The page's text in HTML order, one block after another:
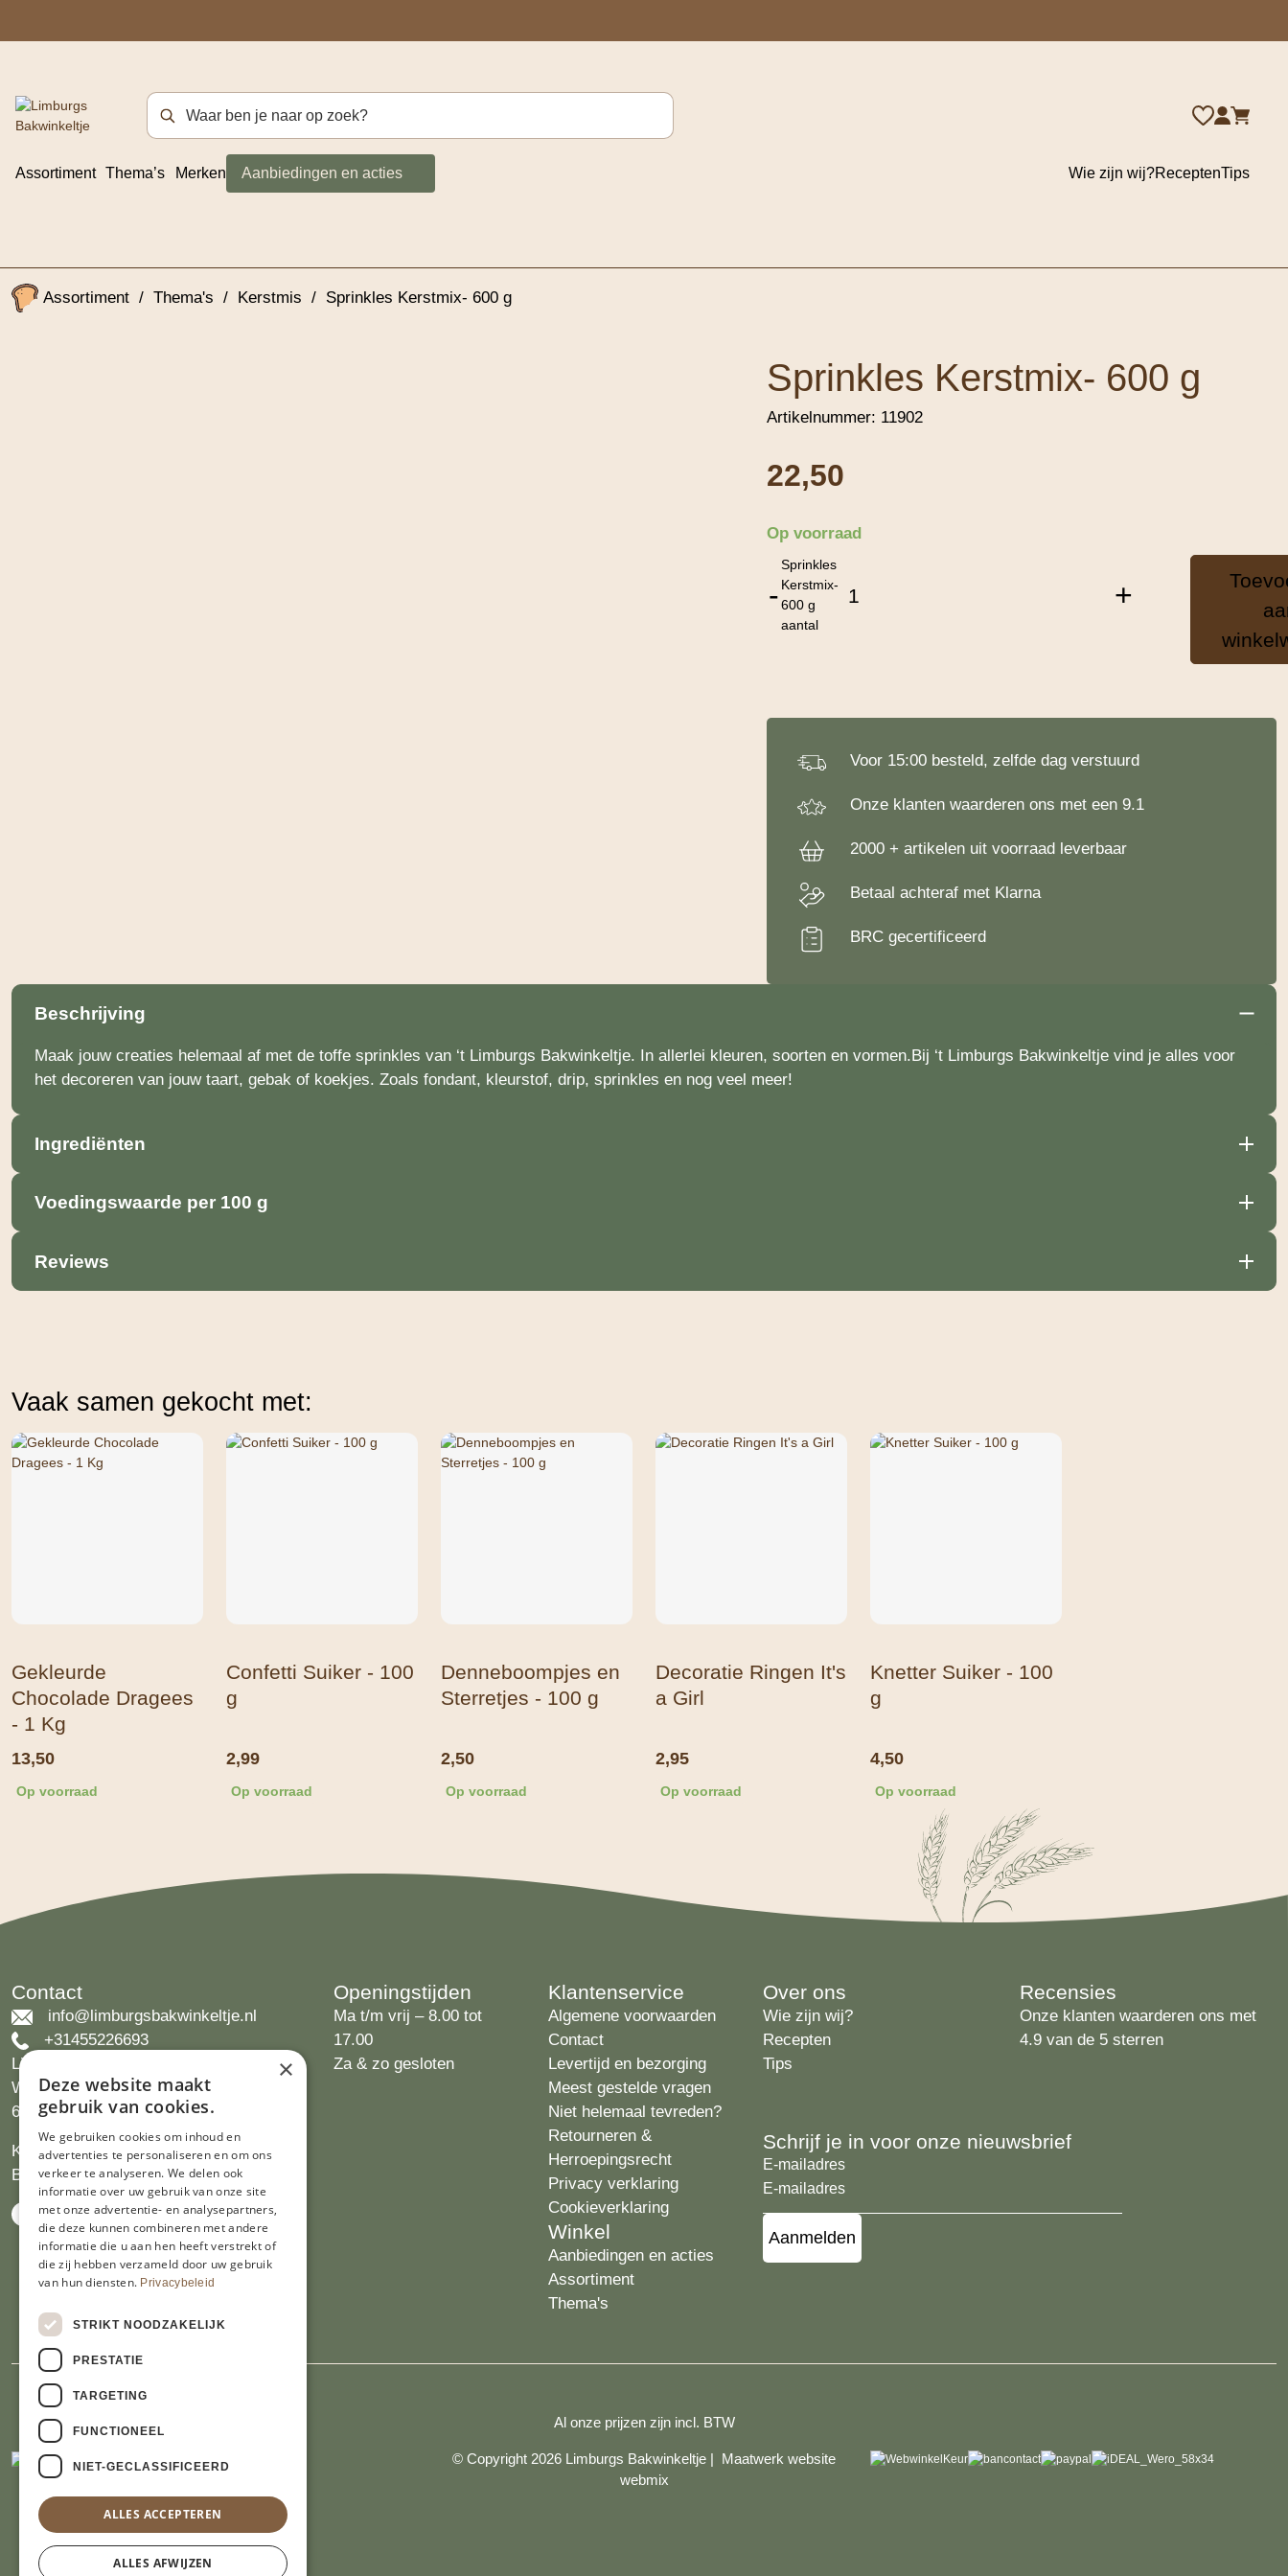
Zoekterm
Assortiment Thema’s Merken Aanbiedingen en acties Wie zijn wij?ReceptenTips
Assortiment / Thema's / Kerstmis / Sprinkles Kerstmix- 600 g
Sprinkles Kerstmix- 600 g
Artikelnummer: 11902
22,50
Op voorraad
-
Sprinkles
Kerstmix-
600 g
aantal
+
Voor 15:00 besteld, zelfde dag verstuurd
Onze klanten waarderen ons met een 9.1
2000 + artikelen uit voorraad leverbaar
Betaal achteraf met Klarna
BRC gecertificeerd
Beschrijving
Maak jouw creaties helemaal af met de toffe sprinkles van ‘t Limburgs Bakwinkeltje. In allerlei kleuren, soorten en vormen.Bij ‘t Limburgs Bakwinkeltje vind je alles voor
het decoreren van jouw taart, gebak of koekjes. Zoals fondant, kleurstof, drip, sprinkles en nog veel meer!
Ingrediënten
Voedingswaarde per 100 g
Reviews
Vaak samen gekocht met:
Gekleurde
Chocolade Dragees
- 1 Kg
13,50
Op voorraad
Confetti Suiker - 100
g
2,99
Op voorraad
Denneboompjes en
Sterretjes - 100 g
2,50
Op voorraad
Decoratie Ringen It's
a Girl
2,95
Op voorraad
Knetter Suiker - 100
g
4,50
Op voorraad
Contact
info@limburgsbakwinkeltje.nl
+31455226693
Limburgs Bakwinkeltje
Wijngaardsweg 16
6412 PJ Heerlen
KVK 14069470
BTW NL809913914.B01
Openingstijden
Ma t/m vrij – 8.00 tot
17.00
Za & zo gesloten
Klantenservice
Algemene voorwaarden
Contact
Levertijd en bezorging
Meest gestelde vragen
Niet helemaal tevreden?
Retourneren &
Herroepingsrecht
Privacy verklaring
Cookieverklaring
Winkel
Aanbiedingen en acties
Assortiment
Thema's
Over ons
Wie zijn wij?
Recepten
Tips
Recensies
Onze klanten waarderen ons met
4.9 van de 5 sterren
Schrijf je in voor onze nieuwsbrief
E-mailadres
Al onze prijzen zijn incl. BTW
© Copyright 2026 Limburgs Bakwinkeltje |
Maatwerk website
webmix
×
Deze website maakt
gebruik van cookies.
We gebruiken cookies om inhoud en
advertenties te personaliseren en om ons
verkeer te analyseren. We delen ook
informatie over uw gebruik van onze site
met onze advertentie- en analysepartners,
die deze kunnen combineren met andere
informatie die u aan hen heeft verstrekt of
die zij hebben verzameld door uw gebruik
van hun diensten. Privacybeleid
STRIKT NOODZAKELIJK
PRESTATIE
TARGETING
FUNCTIONEEL
NIET-GECLASSIFICEERD
ALLES ACCEPTEREN
ALLES AFWIJZEN